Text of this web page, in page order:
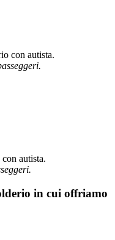
con autista.
autista.
in cui offriamo